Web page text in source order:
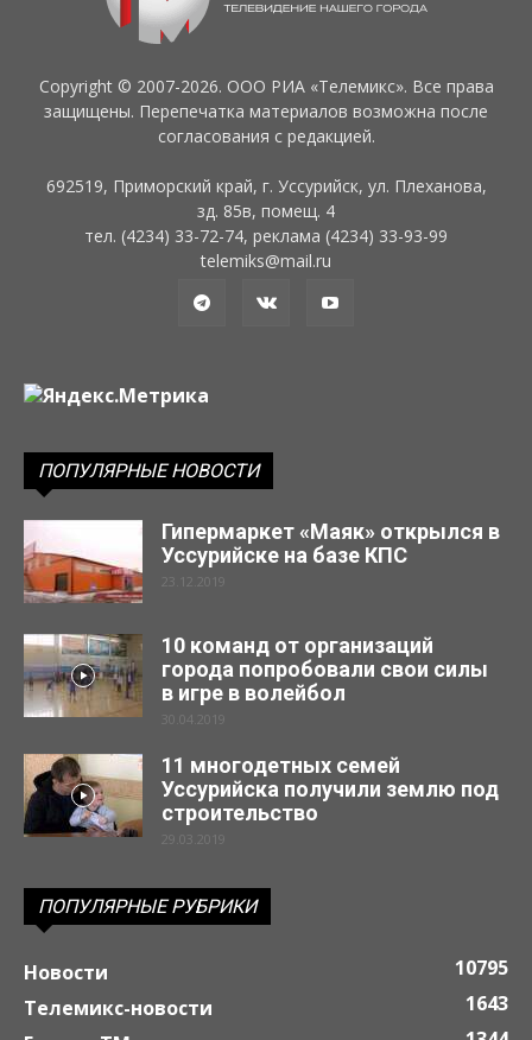
Copyright © 2007-2026. ООО РИА «Телемикс». Все права
защищены. Перепечатка материалов возможна после
согласования с редакцией.
692519, Приморский край, г. Уссурийск, ул. Плеханова,
зд. 85в, помещ. 4
тел. (4234) 33-72-74, реклама (4234) 33-93-99
telemiks@mail.ru
ПОПУЛЯРНЫЕ НОВОСТИ
Гипермаркет «Маяк» открылся в
Уссурийске на базе КПС
23.12.2019
10 команд от организаций
города попробовали свои силы
в игре в волейбол
30.04.2019
11 многодетных семей
Уссурийска получили землю под
строительство
29.03.2019
ПОПУЛЯРНЫЕ РУБРИКИ
Новости
10795
Телемикс-новости
1643